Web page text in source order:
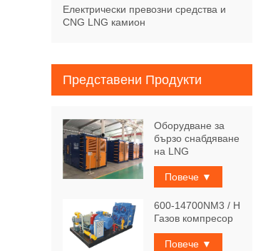
Електрически превозни средства и
CNG LNG камион
Представени Продукти
Оборудване за
бързо снабдяване
на LNG
Повече ▼
600-14700NM3 / H
Газов компресор
Повече ▼